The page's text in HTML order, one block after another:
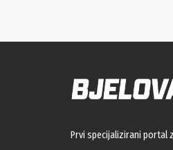
Prvi specijalizirani portal